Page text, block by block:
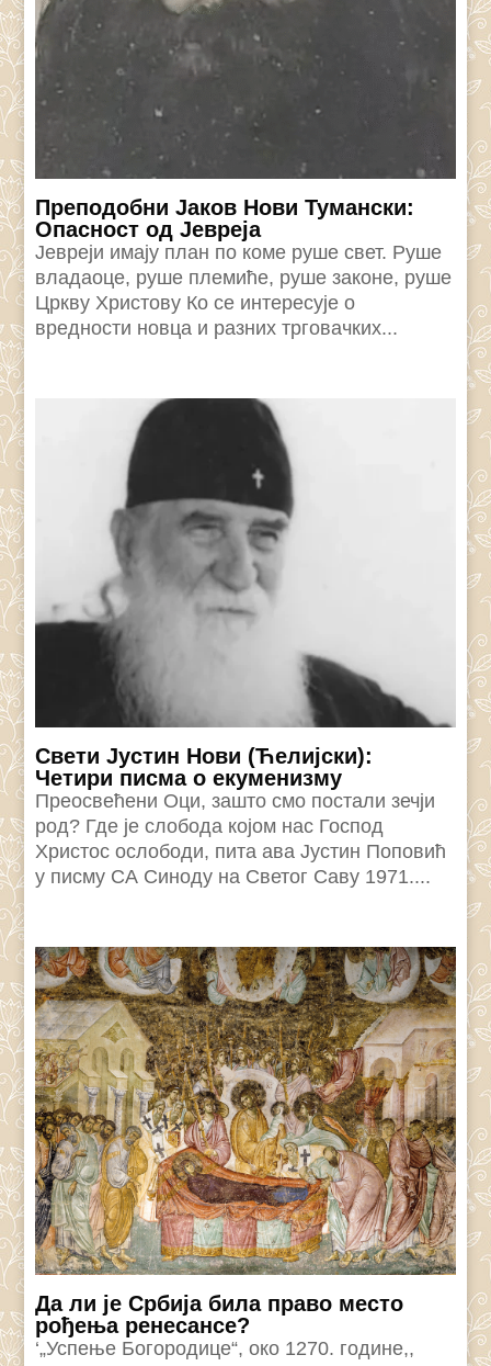
Преподобни Јаков Нови Тумански:
Опасност од Јевреја
Јевреји имају план по коме руше свет. Руше
владаоце, руше племиће, руше законе, руше
Цркву Христову Ко се интересује о
вредности новца и разних трговачких...
Свети Јустин Нови (Ћелијски):
Четири писма о екуменизму
Преосвећени Оци, зашто смо постали зечји
род? Где је слобода којом нас Господ
Христос ослободи, пита ава Јустин Поповић
у писму СА Синоду на Светог Саву 1971....
Да ли је Србија била право место
рођења ренесансе?
‘„Успење Богородице“, око 1270. године,,